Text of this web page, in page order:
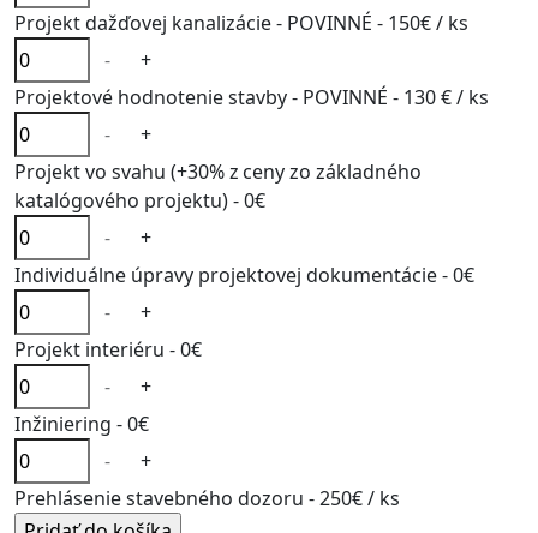
Projekt dažďovej kanalizácie - POVINNÉ - 150€/ ks
-
+
Projektové hodnotenie stavby - POVINNÉ - 130 €/ ks
-
+
Projekt vo svahu (+30% z ceny zo základného
katalógového projektu) -0€
-
+
Individuálne úpravy projektovej dokumentácie -0€
-
+
Projekt interiéru -0€
-
+
Inžiniering -0€
-
+
Prehlásenie stavebného dozoru -250€/ ks